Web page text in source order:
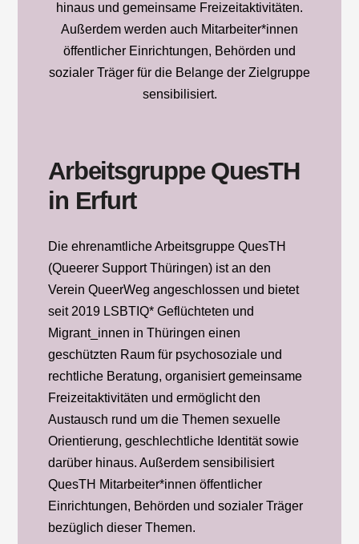
Arbeitsgruppe QuesTH
in Erfurt
Die ehrenamtliche Arbeitsgruppe QuesTH
(Queerer Support Thüringen) ist an den
Verein QueerWeg angeschlossen und bietet
seit 2019 LSBTIQ* Geflüchteten und
Migrant_innen in Thüringen einen
geschützten Raum für psychosoziale und
rechtliche Beratung, organisiert gemeinsame
Freizeitaktivitäten und ermöglicht den
Austausch rund um die Themen sexuelle
Orientierung, geschlechtliche Identität sowie
darüber hinaus. Außerdem sensibilisiert
QuesTH Mitarbeiter*innen öffentlicher
Einrichtungen, Behörden und sozialer Träger
bezüglich dieser Themen.